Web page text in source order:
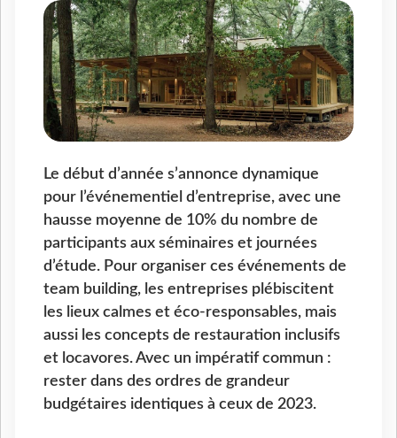
Le début d’année s’annonce dynamique
pour l’événementiel d’entreprise, avec une
hausse moyenne de 10% du nombre de
participants aux séminaires et journées
d’étude. Pour organiser ces événements de
team building, les entreprises plébiscitent
les lieux calmes et éco-responsables, mais
aussi les concepts de restauration inclusifs
et locavores. Avec un impératif commun :
rester dans des ordres de grandeur
budgétaires identiques à ceux de 2023.